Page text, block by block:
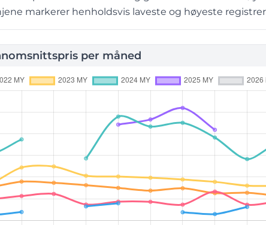
markerer henholdsvis laveste og høyeste
per måned